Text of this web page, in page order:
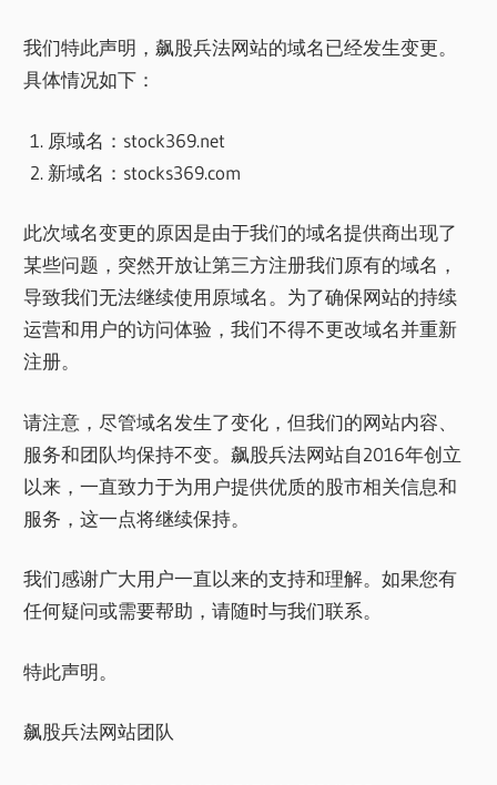
我们特此声明，飙股兵法网站的域名已经发生变更。
具体情况如下：
原域名：stock369.net
新域名：stocks369.com
此次域名变更的原因是由于我们的域名提供商出现了
某些问题，突然开放让第三方注册我们原有的域名，
导致我们无法继续使用原域名。为了确保网站的持续
运营和用户的访问体验，我们不得不更改域名并重新
注册。
请注意，尽管域名发生了变化，但我们的网站内容、
服务和团队均保持不变。飙股兵法网站自2016年创立
以来，一直致力于为用户提供优质的股市相关信息和
服务，这一点将继续保持。
我们感谢广大用户一直以来的支持和理解。如果您有
任何疑问或需要帮助，请随时与我们联系。
特此声明。
飙股兵法网站团队